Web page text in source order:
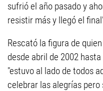
sufrió el año pasado y
resistir más y llegó el
Rescató la figura de
desde abril de 2002
"estuvo al lado de todos
celebrar las alegrías